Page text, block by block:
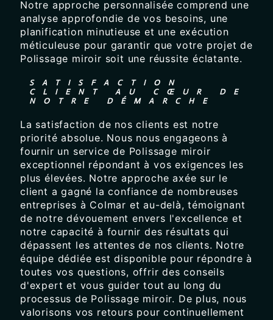
Notre approche personnalisée comprend une
analyse approfondie de vos besoins, une
planification minutieuse et une exécution
méticuleuse pour garantir que votre projet de
Polissage miroir soit une réussite éclatante.
SATISFACTION
CLIENT AU CŒUR DE
NOTRE DÉMARCHE
La satisfaction de nos clients est notre
priorité absolue. Nous nous engageons à
fournir un service de Polissage miroir
exceptionnel répondant à vos exigences les
plus élevées. Notre approche axée sur le
client a gagné la confiance de nombreuses
entreprises à Colmar et au-delà, témoignant
de notre dévouement envers l'excellence et
notre capacité à fournir des résultats qui
dépassent les attentes de nos clients. Notre
équipe dédiée est disponible pour répondre à
toutes vos questions, offrir des conseils
d'expert et vous guider tout au long du
processus de Polissage miroir. De plus, nous
valorisons vos retours pour continuellement